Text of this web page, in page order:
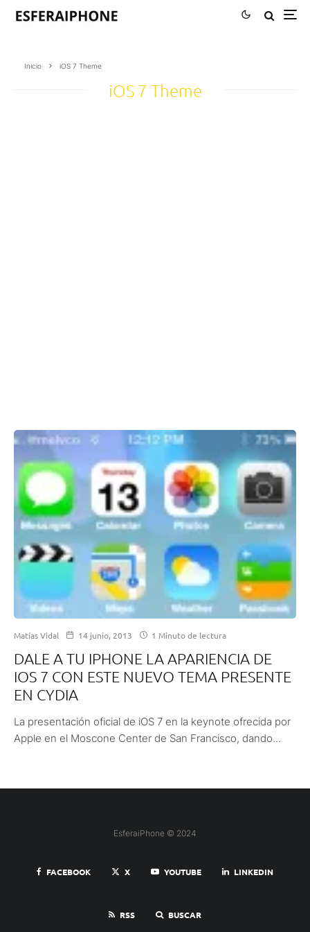
Inicio iOS 7 Theme
iOS 7 Theme
Matías Vidal 14 junio, 2013 1 Minuto de lectura
DALE A TU IPHONE LA APARIENCIA DE
IOS 7 CON ESTE NUEVO TEMA PRESENTE
EN CYDIA
La presentación oficial de iOS 7 en la keynote ofrecida por
Apple en el Moscone Center de San Francisco, dando...
EsferaiPhone © 2024
FACEBOOK X YOUTUBE LINKEDIN
RSS BUSCAR